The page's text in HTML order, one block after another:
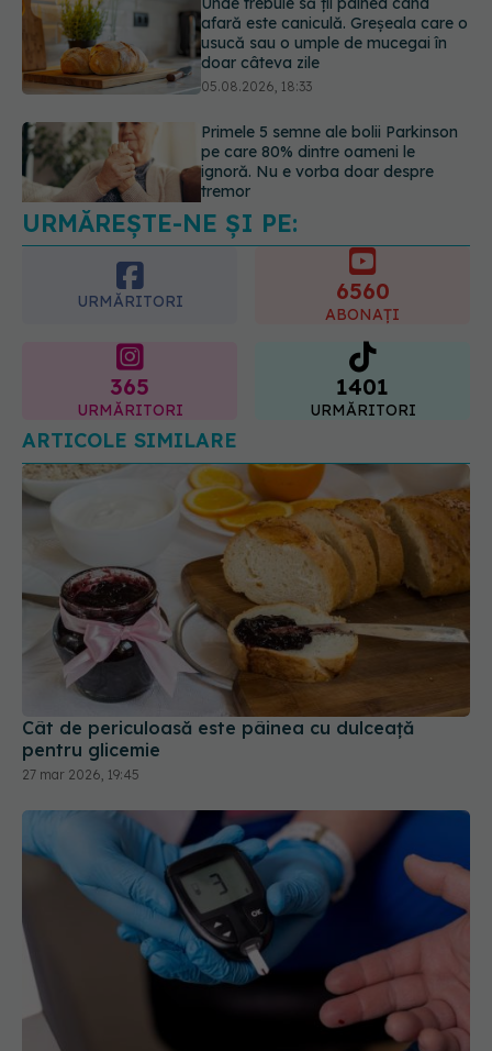
Primele 5 semne ale bolii Parkinson
pe care 80% dintre oameni le
ignoră. Nu e vorba doar despre
tremor
Gabriela Cristea, manifest pentru
respect și acceptare: Corpul
fiecăruia spune o poveste
05.08.2026, 21:23
URMĂREȘTE-NE ȘI PE:
URMĂRITORI
365 1401
URMĂRITORI
ARTICOLE SIMILARE
Cât de periculoasă este pâinea cu dulceață
pentru glicemie
27 mar 2026, 19:45
Ce este diabetul zaharat și cum îl poți preveni?
20 aug 2025, 15:24